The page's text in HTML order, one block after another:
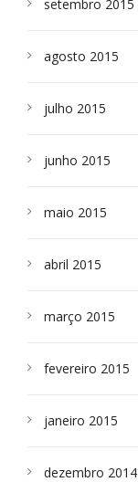
setembro 2015
agosto 2015
julho 2015
junho 2015
maio 2015
abril 2015
março 2015
fevereiro 2015
janeiro 2015
dezembro 2014